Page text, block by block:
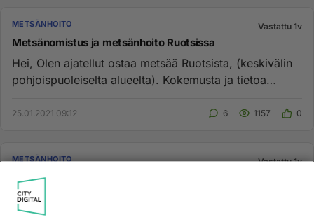
METSÄNHOITO Vastattu 1v
Metsänomistus ja metsänhoito Ruotsissa
Hei, Olen ajatellut ostaa metsää Ruotsista, (keskivälin
pohjoispuoleiselta alueelta). Kokemusta ja tietoa
25.01.2021 09:12 6 1157 0
METSÄNHOITO Vastattu 1v
Husqvarna 44
Moe konetietäjät, Husqvarna 44 , vuosimallia jotain
-80 , vaihoin kaasarin kalvot, tulpan, puhistin kaikin